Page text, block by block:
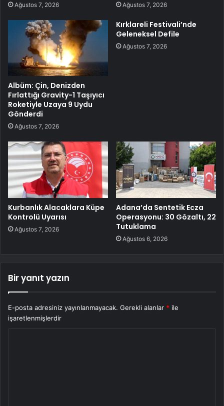
Ağustos 7, 2026 Ağustos 7, 2026
Albüm: Çin, Denizden
Fırlattığı Gravity-1 Taşıyıcı
Roketiyle Uzaya 9 Uydu
Gönderdi
Ağustos 7, 2026
Kırklareli Festivali’nde
Geleneksel Defile
Ağustos 7, 2026
Kurbanlık Alacaklara Küpe
Kontrolü Uyarısı
Ağustos 7, 2026
Adana’da Sentetik Ecza
Operasyonu: 30 Gözaltı, 22
Tutuklama
Ağustos 6, 2026
Bir yanıt yazın
E-posta adresiniz yayınlanmayacak. Gerekli alanlar * ile
işaretlenmişlerdir